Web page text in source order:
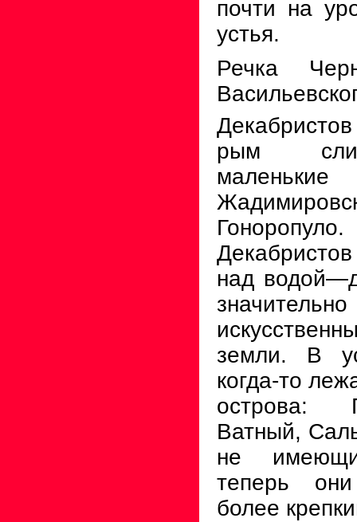
почти на
устья.
Речка
рым
над
земли. В
когда-то
острова:
Ватный,
не
теперь
более